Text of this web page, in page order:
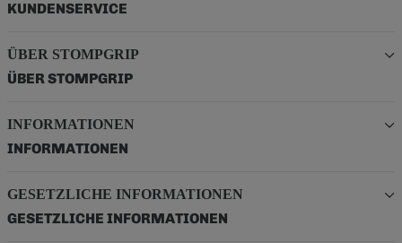
KUNDENSERVICE
ÜBER STOMPGRIP
ÜBER STOMPGRIP
INFORMATIONEN
INFORMATIONEN
GESETZLICHE INFORMATIONEN
GESETZLICHE INFORMATIONEN